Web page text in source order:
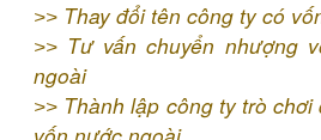
>> Thay đổi tên công ty có
>> Tư vấn chuyển nhượng
ngoài
>> Thành lập công ty trò